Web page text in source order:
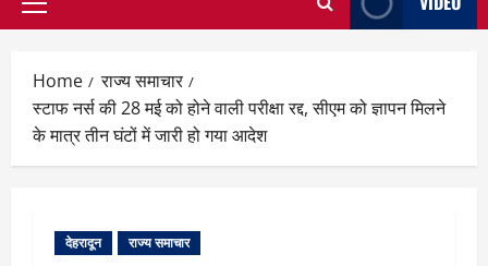
Primary
Home
राज्य समाचार
स्टाफ नर्स की 28 मई को होने वाली परीक्षा रद्द, सीएम को ज्ञापन मिलने
के मात्र तीन घंटों में जारी हो गया आदेश
देहरादून राज्य समाचार